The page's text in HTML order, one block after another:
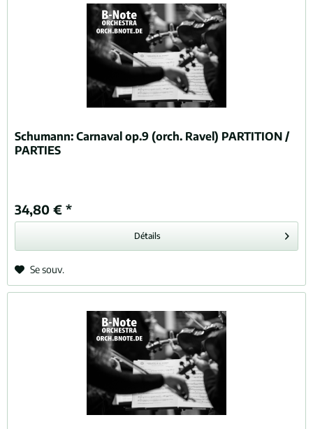
Schumann:Carnaval op.9 (orch. Ravel) PARTITION /
PARTIES
34,80 € *
Détails
Se souv.